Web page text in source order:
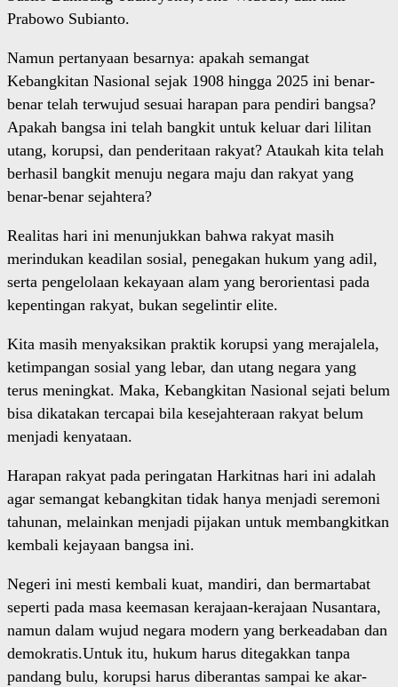
Prabowo Subianto.
Namun pertanyaan besarnya: apakah semangat
Kebangkitan Nasional sejak 1908 hingga 2025 ini benar-
benar telah terwujud sesuai harapan para pendiri bangsa?
Apakah bangsa ini telah bangkit untuk keluar dari lilitan
utang, korupsi, dan penderitaan rakyat? Ataukah kita telah
berhasil bangkit menuju negara maju dan rakyat yang
benar-benar sejahtera?
Realitas hari ini menunjukkan bahwa rakyat masih
merindukan keadilan sosial, penegakan hukum yang adil,
serta pengelolaan kekayaan alam yang berorientasi pada
kepentingan rakyat, bukan segelintir elite.
Kita masih menyaksikan praktik korupsi yang merajalela,
ketimpangan sosial yang lebar, dan utang negara yang
terus meningkat. Maka, Kebangkitan Nasional sejati belum
bisa dikatakan tercapai bila kesejahteraan rakyat belum
menjadi kenyataan.
Harapan rakyat pada peringatan Harkitnas hari ini adalah
agar semangat kebangkitan tidak hanya menjadi seremoni
tahunan, melainkan menjadi pijakan untuk membangkitkan
kembali kejayaan bangsa ini.
Negeri ini mesti kembali kuat, mandiri, dan bermartabat
seperti pada masa keemasan kerajaan-kerajaan Nusantara,
namun dalam wujud negara modern yang berkeadaban dan
demokratis.Untuk itu, hukum harus ditegakkan tanpa
pandang bulu, korupsi harus diberantas sampai ke akar-